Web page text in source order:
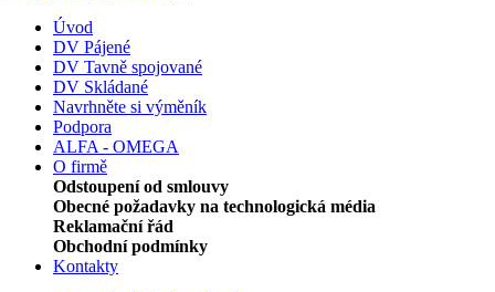
Úvod
DV Pájené
DV Tavně spojované
DV Skládané
Navrhněte si výměník
Podpora
ALFA - OMEGA
O firmě
Odstoupení od smlouvy
Obecné požadavky na technologická média
Reklamační řád
Obchodní podmínky
Kontakty